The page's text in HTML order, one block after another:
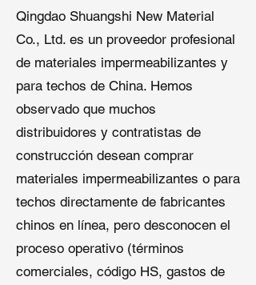
laborales para proyectos
de membranas sintéticas de
techo
Compatibilidad Versátil
: Se integra
sin problemas con tejas
asfálticas, techos metálicos,
ladrillos y membranas
TPO/EPDM.
Aplicaciones de la Membrana de
Techo
membrana sintética de techo
Qingdao Shuangshi, elaborada en
Qingdao Shuangshi New Material
Co., Ltd. es un proveedor profesional
de materiales impermeabilizantes y
para techos de China. Hemos
observado que muchos
distribuidores y contratistas de
construcción desean comprar
materiales impermeabilizantes o para
techos directamente de fabricantes
chinos en línea, pero desconocen el
proceso operativo (términos
comerciales, código HS, gastos de